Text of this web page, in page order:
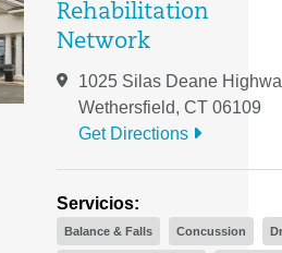
Rehabilitation
Network
1025 Silas Deane
Wethersfield, CT 06109
Get Directions
Servicios:
Balance & Falls Concussion